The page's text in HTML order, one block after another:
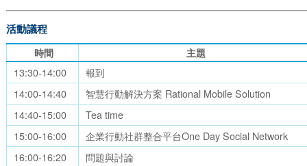
活動議程
時間 主題
13:30-14:00
報到
14:00-14:40
智慧行動解決方案 Rational Mobile Solution
14:40-15:00
Tea time
15:00-16:00
企業行動社群整合平台One Day Social Network
16:00-16:20
問題與討論